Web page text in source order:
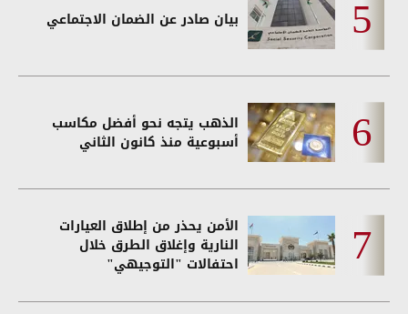
بيان صادر عن الضمان الاجتماعي
الذهب يتجه نحو أفضل مكاسب
أسبوعية منذ كانون الثاني
الأمن يحذر من إطلاق العيارات
النارية وإغلاق الطرق خلال
احتفالات "التوجيهي"